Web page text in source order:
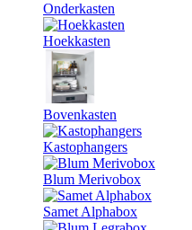
Onderkasten
Hoekkasten
Bovenkasten
Kastophangers
Blum Merivobox
Samet Alphabox